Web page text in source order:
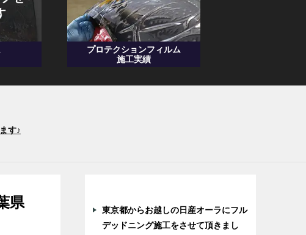
プロテクションフィルム
施工実績
す♪
県
東京都からお越しの日産オーラにフル
デッドニング施工をさせて頂きまし